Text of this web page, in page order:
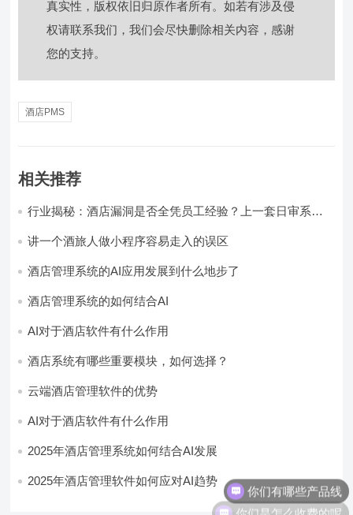
真实性，版权依旧归原作者所有。如若有涉及侵
权请联系我们，我们会尽快删除相关内容，感谢
您的支持。
酒店PMS
相关推荐
行业揭秘：酒店漏洞是否全凭员工经验？上一套日审系
讲一个酒旅人做小程序容易走入的误区
酒店管理系统的AI应用发展到什么地步了
酒店管理系统的如何结合AI
AI对于酒店软件有什么作用
酒店系统有哪些重要模块，如何选择？
云端酒店管理软件的优势
AI对于酒店软件有什么作用
2025年酒店管理系统如何结合AI发展
2025年酒店管理软件如何应对AI趋势
你们是怎么收费的呢